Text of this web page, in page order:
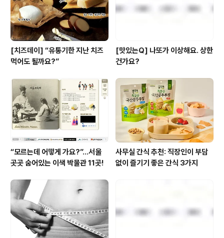
[치즈데이] “유통기한 지난 치즈
먹어도 될까요?”
[맛있는Q] 나또가 이상해요. 상한
건가요?
“모르는데 어떻게 가요?”...서울
곳곳 숨어있는 이색 박물관 11곳!
사무실 간식 추천: 직장인이 부담
없이 즐기기 좋은 간식 3가지